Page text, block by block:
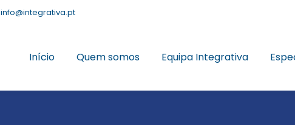
info@integrativa.pt
Início Quem somos Equipa Integrativa